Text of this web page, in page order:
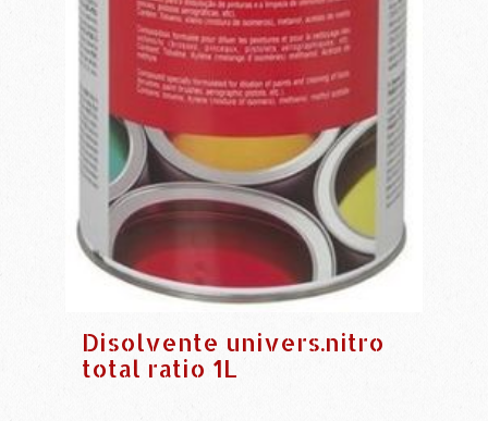
Disolvente univers.nitro
total ratio 1L